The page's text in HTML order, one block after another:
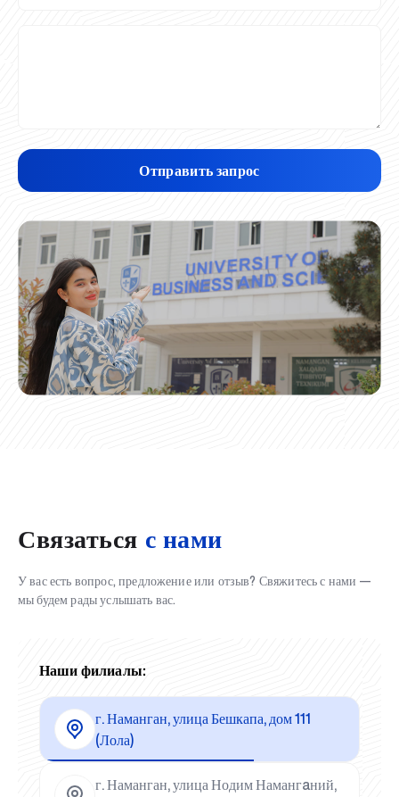
Отправить запрос
Связаться с нами
У вас есть вопрос, предложение или отзыв? Свяжитесь с нами —
мы будем рады услышать вас.
Наши филиалы:
г. Наманган, улица Бешкапа, дом 111
(Лола)
г. Наманган, улица Нодим Намангaний,